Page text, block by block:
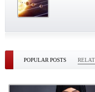
POPULAR POSTS